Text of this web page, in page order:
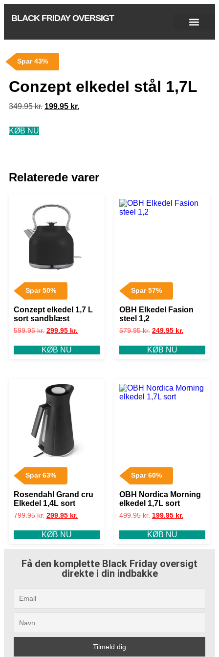
BLACK FRIDAY OVERSIGT
Spar 43%
Conzept elkedel stål 1,7L
349.95kr. 199.95 kr.
KØB NU
Relaterede varer
Spar 50%
Conzept elkedel 1,7 L
sort sandblæst
599.95kr. 299.95 kr.
KØB NU
Spar 57%
OBH Elkedel Fasion
steel 1,2
579.95kr. 249.95 kr.
KØB NU
Spar 63%
Rosendahl Grand cru
Elkedel 1,4L sort
799.95kr. 299.95 kr.
KØB NU
Spar 60%
OBH Nordica Morning
elkedel 1,7L sort
499.95kr. 199.95 kr.
KØB NU
Få den komplette Black Friday oversigt
direkte i din indbakke